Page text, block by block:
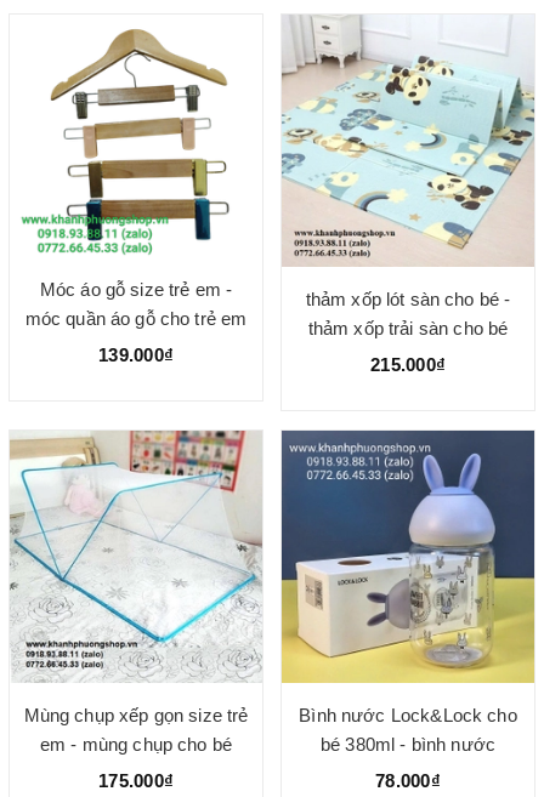
Móc áo gỗ size trẻ em -
móc quần áo gỗ cho trẻ em
139.000₫
thảm xốp lót sàn cho bé -
thảm xốp trải sàn cho bé
215.000₫
Mùng chụp xếp gọn size trẻ
em - mùng chụp cho bé
80*130cm
175.000₫
Bình nước Lock&Lock cho
bé 380ml - bình nước
lock&lock cho bé
78.000₫